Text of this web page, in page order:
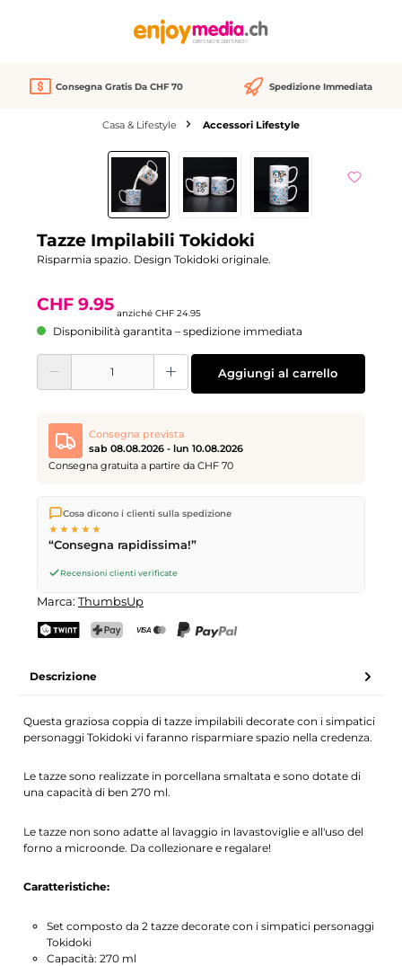
Consegna Gratis Da CHF 70 Spedizione Immediata
Casa & Lifestyle Accessori Lifestyle
Salta la galleria di immagini
Tazze Impilabili Tokidoki
Risparmia spazio. Design Tokidoki originale.
CHF 9.95 anziché CHF 24.95
Disponibilità garantita – spedizione immediata
Quantità del prodotto: inserisci la quantità desiderata o usa i pulsanti per
Aggiungi al carrello
Consegna prevista
sab 08.08.2026 - lun 10.08.2026
Consegna gratuita a partire da CHF 70
Spediamo direttamente dal nostro magazzino a Kriens, in
Svizzera.Consegna gratuitaa partire da
effettuati entro le
giorno lavorativo successivo
venerdì, ore 17.
Cosa dicono i clienti sulla spedizione
★★★★★
“Consegna rapidissima!”
Recensioni clienti verificate
Marca: ThumbsUp
Descrizione
Questa graziosa coppia di tazze impilabili decorate con i simpatici
personaggi Tokidoki vi faranno risparmiare spazio nella credenza.
Le tazze sono realizzate in porcellana smaltata e sono dotate di
una capacità di ben 270 ml.
Le tazze non sono adatte al lavaggio in lavastoviglie e all'uso del
forno a microonde. Da collezionare e regalare!
Caratteristiche:
Set composto da 2 tazze decorate con i simpatici personaggi
Tokidoki
Capacità: 270 ml